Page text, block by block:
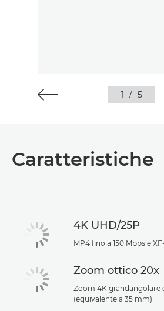
1 / 5
Caratteristiche
4K UHD/25P
MP4 fino a 150 Mbps e
Zoom ottico 20x
Zoom 4K grandangolare
(equivalente a 35 mm)